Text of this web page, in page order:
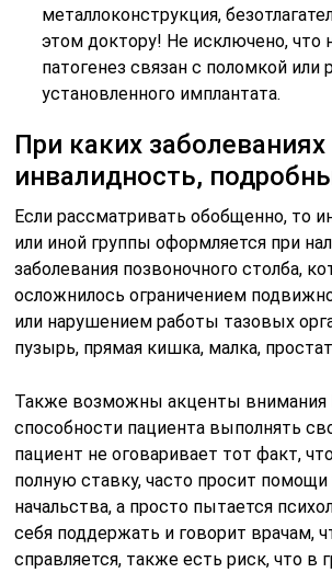
металлоконструкция,
этом доктору! Не исключено, что
патогенез связан с поломкой
установленного имплантата.
При каких
инвалидность,
Если рассматривать обобщенно, то
или иной группы оформляется при
заболевания позвоночного столба,
осложнилось ограничением
или нарушением работы тазовых
пузырь, прямая кишка, малка,
Также возможны акценты
способности пациента выполнять
пациент не оговаривает тот факт,
полную ставку, часто просит
начальства, а просто пытается
себя поддержать и говорит врачам,
справляется, также есть риск, что в